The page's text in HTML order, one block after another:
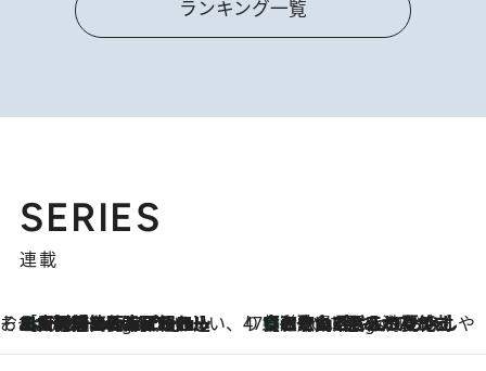
ランキング一覧
SERIES
連載
そおだよおこの関西おいしい、おやつ紀行6 Hours Ago
［大阪府箕面市］一皿一皿目の前で仕上げられる、料理を巧みに組み込んだアシェットデセールコース「ミチル アシェット デセール（Michiru assiette dessert）」 47都道府県の手みやげ ひんやりスイーツで夏を満喫
6 Hours Ago
【和歌山県】この夏絶対食べたい 冷やしておいしいおやつ3選 みかんがごろっと丸ごと入ったジュレ